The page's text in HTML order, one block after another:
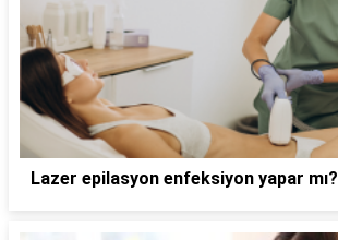
Lazer epilasyon enfeksiyon yapar mı?